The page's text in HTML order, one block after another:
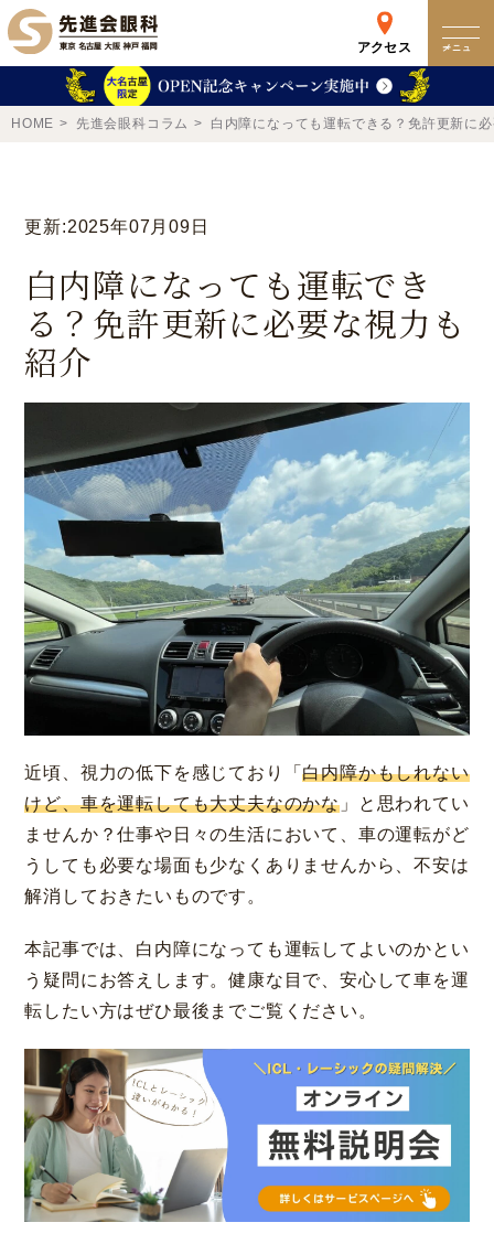
アクセス メニュー
0120-049-113
受付時間 10:00-19:00
クリニック案内
手術・料金
ドクター紹介 よくあるご質問
学会発表 / 論文 /
報道・メディア出演
ホーム
採用情報
クリニック
東京 新宿
詳細
大阪 梅田本院
大阪市北区梅田
詳細 Web予約
福岡 天神
福岡市中央区天神
詳細 Web予約
先進会眼科 福岡飯塚
福岡県飯塚市川津
[提携]札幌かとう眼
科
北海道札幌市東区
[ICL提携] 鹿児島園
田眼科
鹿児島市中央町
[提携]木村眼科 天王
寺院
大阪市天王寺区
HOME 先進会眼科コラム 白内障になっても運転できる？免許更新に
更新:2025年07月09日
白内障になっても運転でき
る？免許更新に必要な視力も
紹介
近頃、視力の低下を感じており「白内障かもしれない
けど、車を運転しても大丈夫なのかな 」と思われてい
ませんか？仕事や日々の生活において、車の運転がど
うしても必要な場面も少なくありませんから、不安は
解消しておきたいものです。
本記事では、白内障になっても運転してよいのかとい
う疑問にお答えします。健康な目で、安心して車を運
転したい方はぜひ最後までご覧ください。